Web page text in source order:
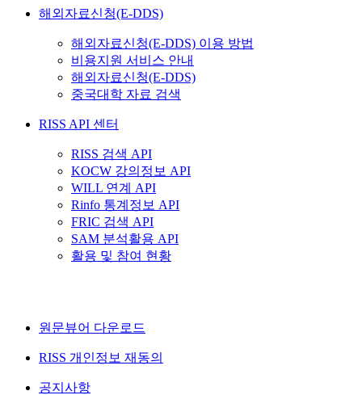
해외자료신청(E-DDS)
해외자료신청(E-DDS) 이용 방법
비용지원 서비스 안내
해외자료신청(E-DDS)
중국대학 자료 검색
RISS API 센터
RISS 검색 API
KOCW 강의정보 API
WILL 연계 API
Rinfo 통계정보 API
FRIC 검색 API
SAM 분석활용 API
활용 및 참여 현황
원문뷰어 다운로드
RISS 개인정보 재동의
공지사항